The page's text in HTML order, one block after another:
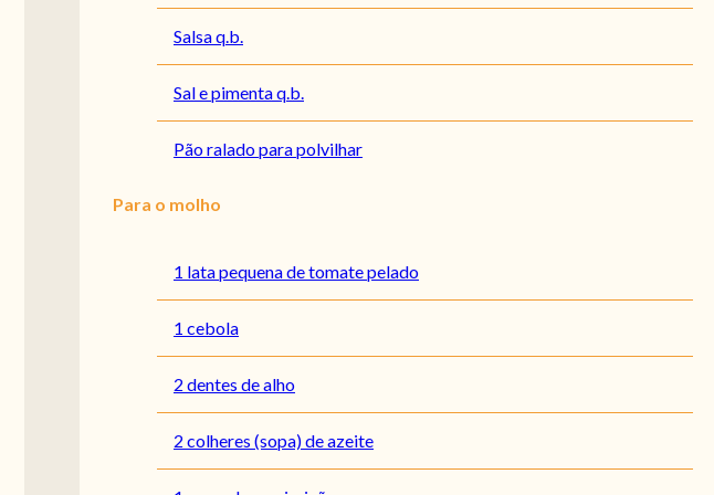
Salsa q.b.
Sal e pimenta q.b.
Pão ralado para polvilhar
Para o molho
1 lata pequena de tomate pelado
1 cebola
2 dentes de alho
2 colheres (sopa) de azeite